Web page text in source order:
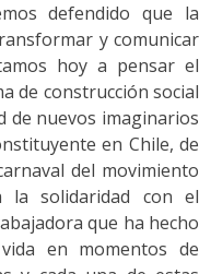
defendido que la
y comunicar
hoy a pensar el
de construcción social
nuevos imaginarios
en Chile, de
del movimiento
la solidaridad con el
que ha hecho
en momentos de